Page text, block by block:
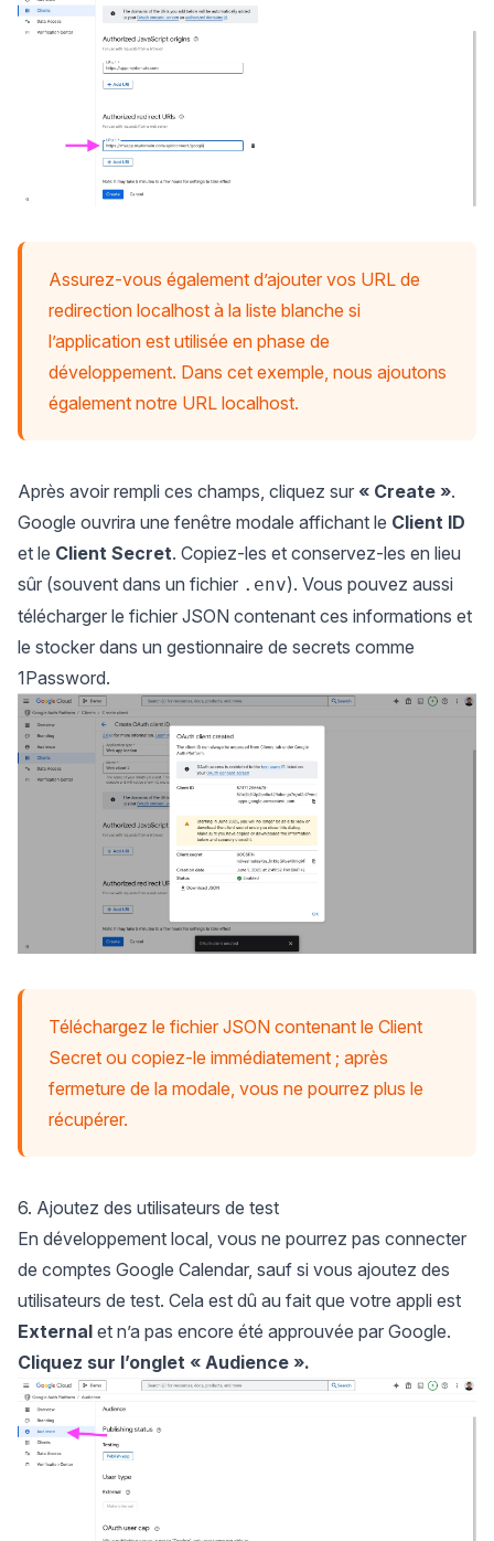
Assurez-vous également d’ajouter vos URL de
redirection localhost à la liste blanche si
l’application est utilisée en phase de
développement. Dans cet exemple, nous ajoutons
également notre URL localhost.
Après avoir rempli ces champs, cliquez sur « Create ».
Google ouvrira une fenêtre modale affichant le Client ID
et le Client Secret. Copiez-les et conservez-les en lieu
sûr (souvent dans un fichier .env). Vous pouvez aussi
télécharger le fichier JSON contenant ces informations et
le stocker dans un gestionnaire de secrets comme
1Password.
Téléchargez le fichier JSON contenant le Client
Secret ou copiez-le immédiatement ; après
fermeture de la modale, vous ne pourrez plus le
récupérer.
6. Ajoutez des utilisateurs de test
En développement local, vous ne pourrez pas connecter
de comptes Google Calendar, sauf si vous ajoutez des
utilisateurs de test. Cela est dû au fait que votre appli est
External et n’a pas encore été approuvée par Google.
Cliquez sur l’onglet « Audience ».